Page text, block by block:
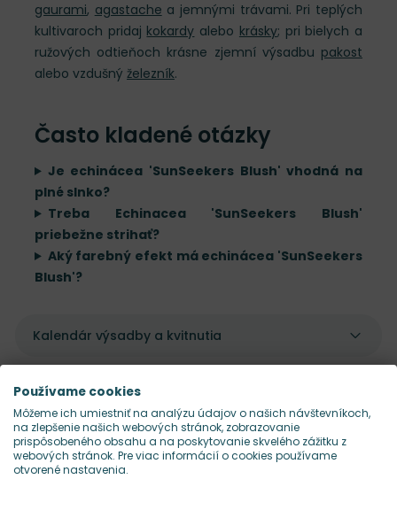
gaurami, agastache a jemnými trávami. Pri teplých
kultivaroch pridaj kokardy alebo krásky; pri bielych a
ružových odtieňoch krásne zjemní výsadbu pakost
alebo vzdušný železník.
Často kladené otázky
Je echinácea 'SunSeekers Blush' vhodná na
plné slnko?
Treba Echinacea 'SunSeekers Blush'
priebežne strihať?
Aký farebný efekt má echinácea 'SunSeekers
Blush'?
Kalendár výsadby a kvitnutia
Údržba rastliny
Používame cookies
Môžeme ich umiestniť na analýzu údajov o našich návštevníkoch,
na zlepšenie našich webových stránok, zobrazovanie
prispôsobeného obsahu a na poskytovanie skvelého zážitku z
webových stránok. Pre viac informácií o cookies používame
otvorené nastavenia.